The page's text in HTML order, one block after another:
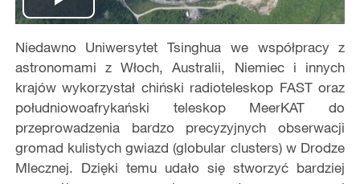
Play
Video
Niedawno Uniwersytet Tsinghua we współpracy z
astronomami z Włoch, Australii, Niemiec i innych
krajów wykorzystał chiński radioteleskop FAST oraz
południowoafrykański teleskop MeerKAT do
przeprowadzenia bardzo precyzyjnych obserwacji
gromad kulistych gwiazd (globular clusters) w Drodze
Mlecznej. Dzięki temu udało sięstworzyć bardziej